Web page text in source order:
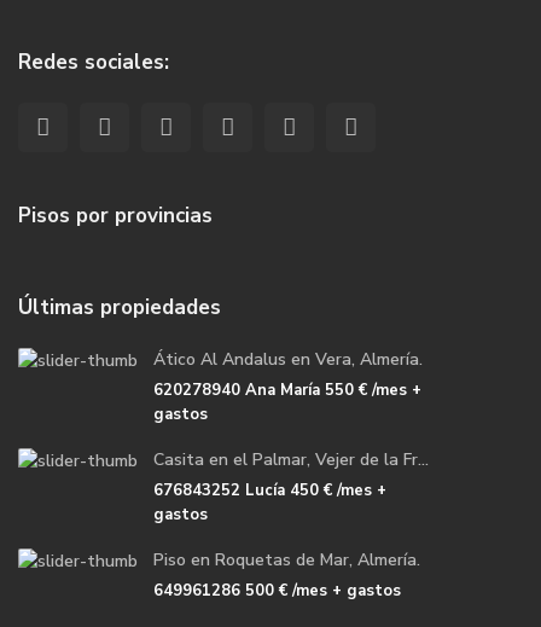
Redes sociales:
Pisos por provincias
Últimas propiedades
Ático Al Andalus en Vera, Almería.
620278940 Ana María 550 €/mes +
gastos
Casita en el Palmar, Vejer de la Fr...
676843252 Lucía 450 €/mes +
gastos
Piso en Roquetas de Mar, Almería.
649961286 500 €/mes + gastos